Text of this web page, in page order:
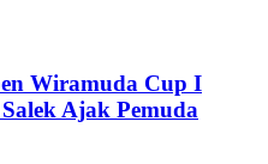
Wiramuda Cup I
Ajak Pemuda